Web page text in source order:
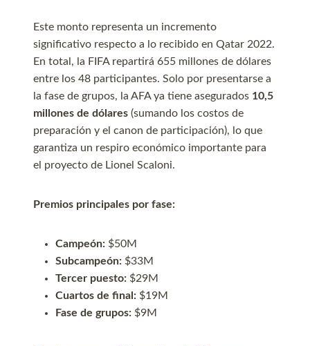
Este monto representa un incremento
significativo respecto a lo recibido en Qatar 2022.
En total, la FIFA repartirá 655 millones de dólares
entre los 48 participantes. Solo por presentarse a
la fase de grupos, la AFA ya tiene asegurados 10,5
millones de dólares (sumando los costos de
preparación y el canon de participación), lo que
garantiza un respiro económico importante para
el proyecto de Lionel Scaloni.
Premios principales por fase:
Campeón: $50M
Subcampeón: $33M
Tercer puesto: $29M
Cuartos de final: $19M
Fase de grupos: $9M